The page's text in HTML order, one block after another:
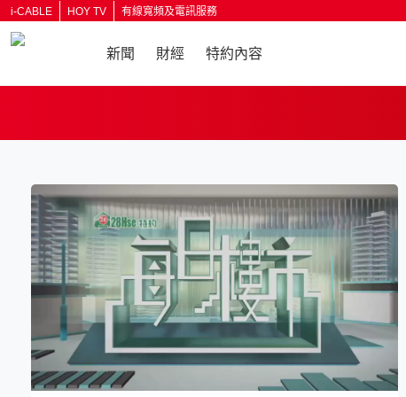
i-CABLE HOY TV 有線寬頻及電訊服務
新聞 財經 特約內容